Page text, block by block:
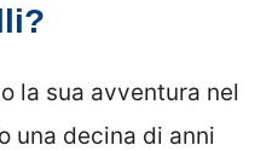
la sua avventura nel
una decina di anni